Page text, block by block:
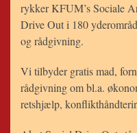
rykker KFUM’sSociale
DriveOut i 180
og rådgivning.
Vi tilbyder gratis mad,
rådgivning om bl.a.
retshjælp,